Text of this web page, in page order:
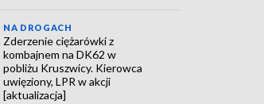
NA DROGACH
Zderzenie ciężarówki z
kombajnem na DK62 w
pobliżu Kruszwicy. Kierowca
uwięziony, LPR w akcji
[aktualizacja]